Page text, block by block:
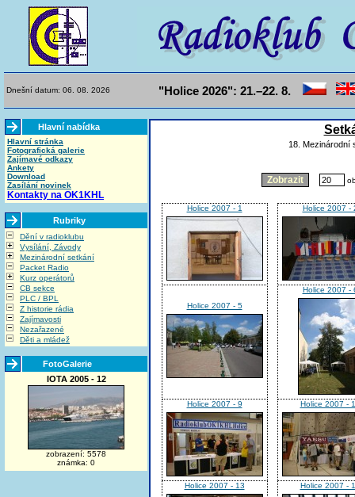
Dnešní datum: 06. 08. 2026 "Holice 2026": 21.–22. 8.
Hlavní nabídka
Hlavní stránka
Fotografická galerie
Zajímavé odkazy
Ankety
Download
Zasílání novinek
Kontakty na OK1KHL
Rubriky
Dění v radioklubu
Vysílání, Závody
Mezinárodní setkání
Packet Radio
Kurz operátorů
CB sekce
PLC / BPL
Z historie rádia
Zajímavosti
Nezařazené
Děti a mládež
FotoGalerie
IOTA 2005 - 12
zobrazení: 5578
známka: 0
18. Mezinárodní
Holice 2007 - 1 Holice 2007 -
Holice 2007 - 5
Holice 2007 -
Holice 2007 - 9 Holice 2007 -
Holice 2007 - 13 Holice 2007 -